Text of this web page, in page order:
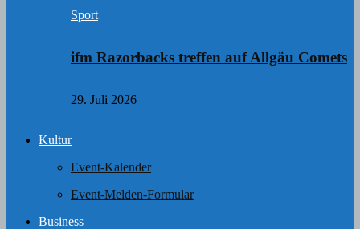
Sport
ifm Razorbacks treffen auf Allgäu Comets
29. Juli 2026
Kultur
Event-Kalender
Event-Melden-Formular
Business